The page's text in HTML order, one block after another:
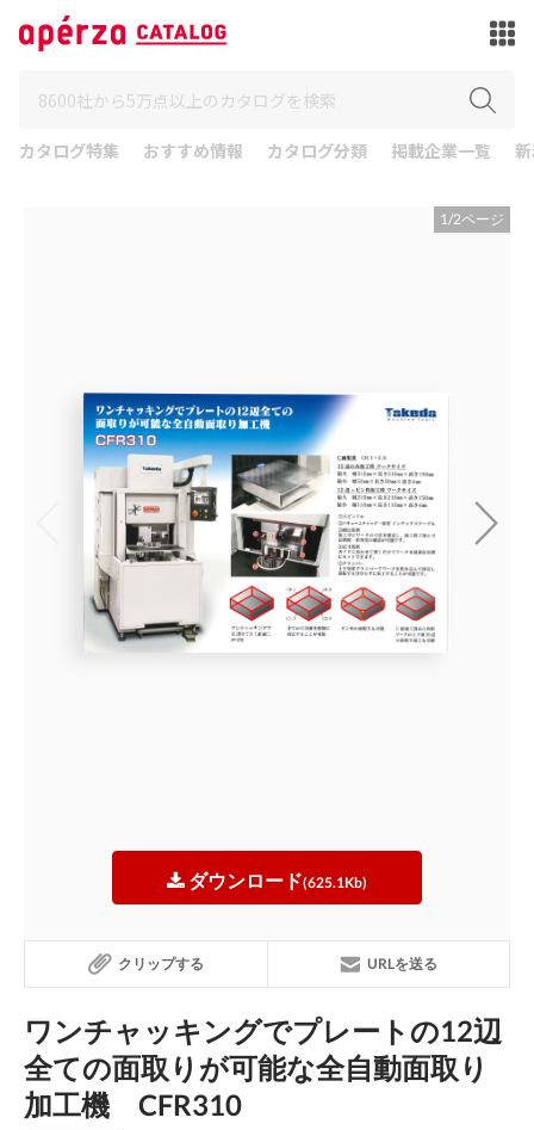
カタログ特集 おすすめ情報 カタログ分類 掲載企業一覧
1/2ページ
ダウンロード(625.1Kb)
クリップする URLを送る
ワンチャッキングでプレートの12辺
全ての面取りが可能な全自動面取り
加工機 CFR310